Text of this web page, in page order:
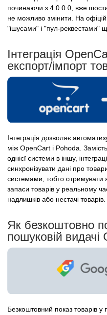
починаючи з 4.0.0.0, вже
не можливо змінити. На
"ішусами" і "пул-реквестами"
Інтеграція
експорт/імпорт
Інтеграція дозволяє
між OpenCart і Pohoda.
однієї системи в іншу,
синхронізувати дані про
системами, тобто отримувати
запаси товарів у реальному
надлишків або нестачі товарів.
Як безкоштовно
пошуковій видачі
Безкоштовний показ товарів